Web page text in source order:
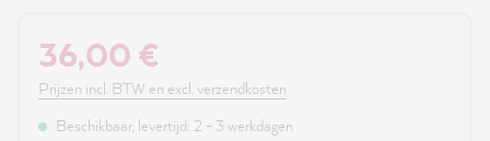
36,00 €
Prijzen incl. BTW en excl. verzendkosten
Beschikbaar, levertijd: 2 - 3 werkdagen